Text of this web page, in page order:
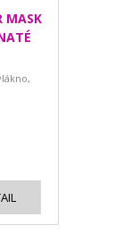
MASK